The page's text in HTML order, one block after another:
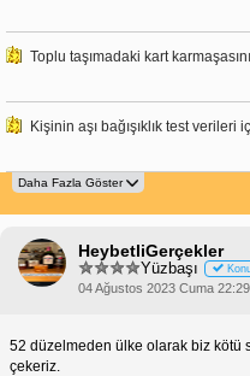
Toplu taşımadaki kart
Kişinin aşı bağışıklık test
HeybetliGerçekler
Yüzbaşı
04 Ağustos 2023 Cuma
52 düzelmeden ülke olarak biz kötü
çekeriz.